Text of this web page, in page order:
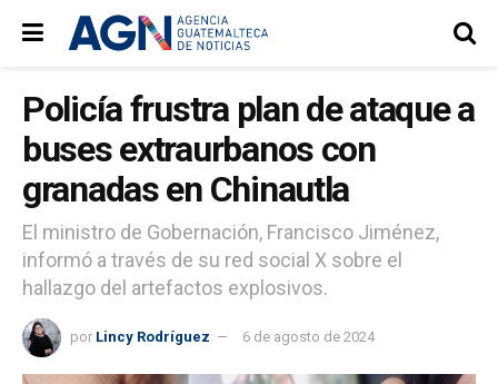
Policía frustra plan de ataque a
buses extraurbanos con
granadas en Chinautla
El ministro de Gobernación, Francisco Jiménez,
informó a través de su red social X sobre el
hallazgo del artefactos explosivos.
por Lincy Rodríguez 6 de agosto de 2024